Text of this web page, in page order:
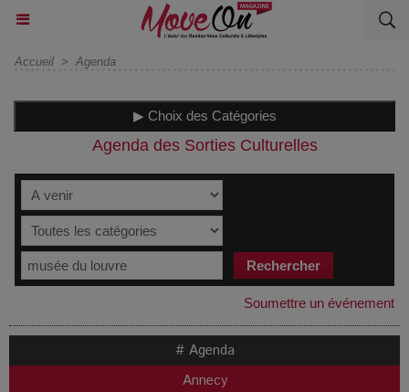
Accueil > Agenda
▶ Choix des Catégories
Agenda des Sorties Culturelles
Soumettre un événement
# Agenda
Annecy